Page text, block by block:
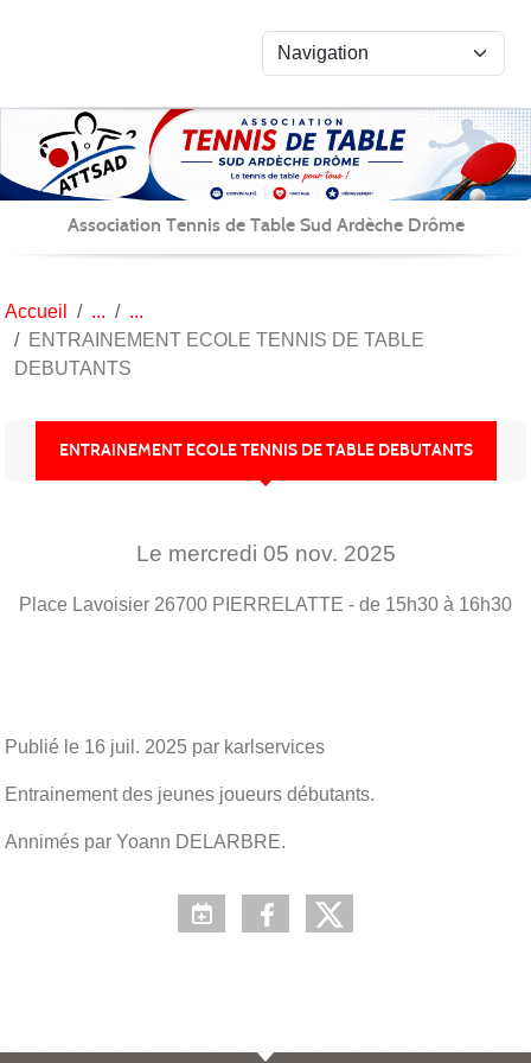
Association Tennis de Table Sud Ardèche Drôme
Accueil
ENTRAINEMENT ECOLE TENNIS DE TABLE
DEBUTANTS
ENTRAINEMENT ECOLE TENNIS DE TABLE DEBUTANTS
Le mercredi 05 nov. 2025
Place Lavoisier 26700 PIERRELATTE - de 15h30 à 16h30
Publié le 16 juil. 2025 par karlservices
Entrainement des jeunes joueurs débutants.
Annimés par Yoann DELARBRE.